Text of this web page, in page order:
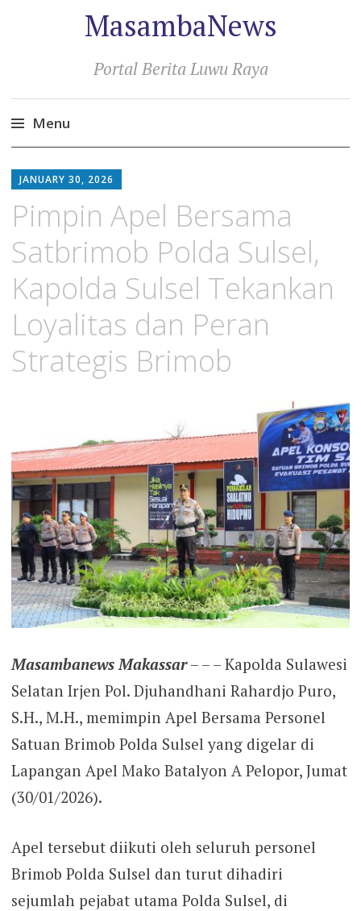
MasambaNews
Portal Berita Luwu Raya
Menu
to
JANUARY 30, 2026
Pimpin Apel Bersama
Satbrimob Polda Sulsel,
Kapolda Sulsel Tekankan
Loyalitas dan Peran
Strategis Brimob
Masambanews Makassar– – – Kapolda Sulawesi
Selatan Irjen Pol. Djuhandhani Rahardjo Puro,
S.H., M.H., memimpin Apel Bersama Personel
Satuan Brimob Polda Sulsel yang digelar di
Lapangan Apel Mako Batalyon A Pelopor, Jumat
(30/01/2026).
Apel tersebut diikuti oleh seluruh personel
Brimob Polda Sulsel dan turut dihadiri
sejumlah pejabat utama Polda Sulsel, di